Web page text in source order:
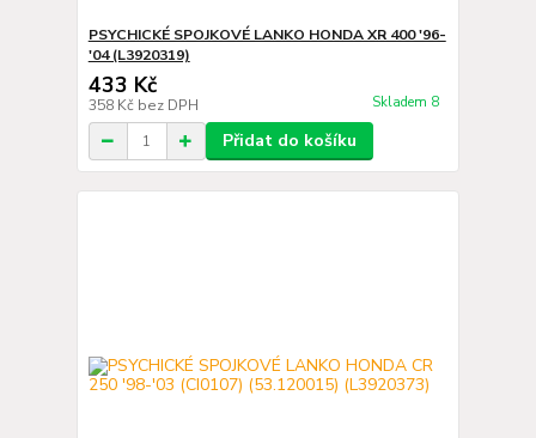
PSYCHICKÉ SPOJKOVÉ LANKO HONDA XR 400 '96-
'04 (L3920319)
433 Kč
358 Kč bez DPH Skladem 8
Přidat do košíku